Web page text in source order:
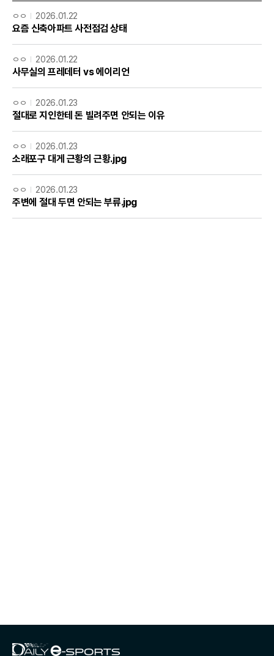
ㅇㅇ 2026.01.22
요즘 신축아파트 사전점검 상태
ㅇㅇ 2026.01.22
사무실의 프레데터 vs 에이리언
ㅇㅇ 2026.01.23
절대로 지인한테 돈 빌려주면 안되는 이유
ㅇㅇ 2026.01.23
소래포구 대게 근황의 근황.jpg
ㅇㅇ 2026.01.23
주변에 절대 두면 안되는 부류.jpg